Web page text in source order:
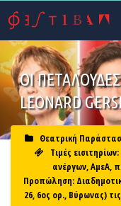
ΟΙ
LEONARD
Θεατρική
Τιμές
ανέργων, ΑμεΑ,
Προπώληση:
26, 6ος ορ., Βύρωνας)